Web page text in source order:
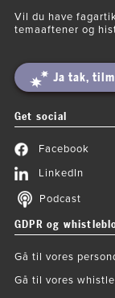
Vil du have
temaaftener og
Ja tak,
Get social
Facebook
LinkedIn
Podcast
GDPR og
Gå til vores
Gå til vores